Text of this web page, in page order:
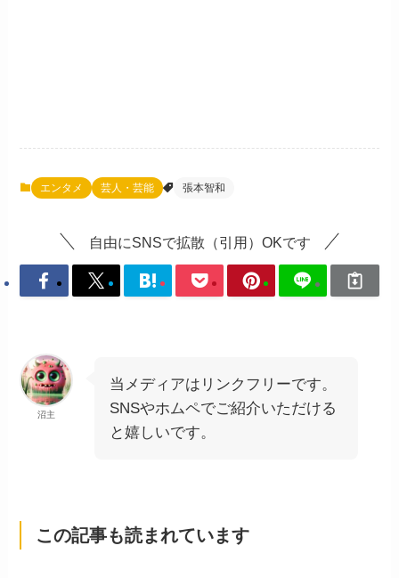
エンタメ 芸人・芸能 張本智和
自由にSNSで拡散（引用）OKです
沼主
当メディアはリンクフリーです。
SNSやホムペでご紹介いただける
と嬉しいです。
この記事も読まれています